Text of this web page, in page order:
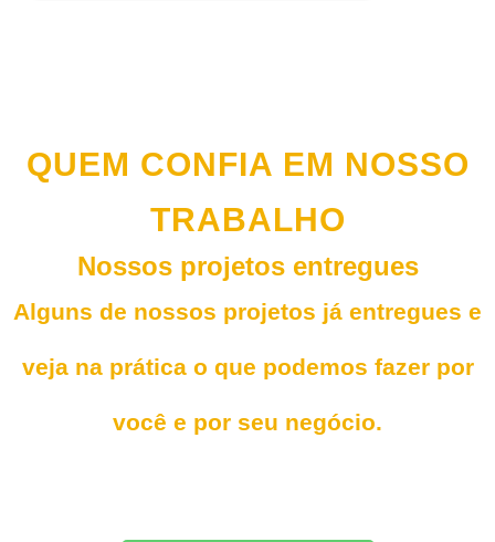
QUEM CONFIA EM NOSSO
TRABALHO
Nossos projetos entregues
Alguns de nossos projetos já entregues e
veja na prática o que podemos fazer por
você e por seu negócio.